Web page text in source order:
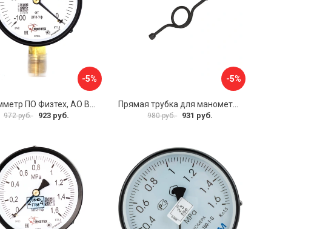
-5%
Вакуумметр ПО Физтех, АО ВП3-Уф 4687205178022
972 руб. 923 руб.
-5%
Прямая трубка для манометра ЭКО-М ТМП-G1/2F-G1/2M
980 руб. 931 руб.